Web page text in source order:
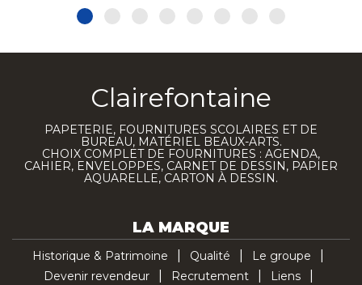
Clairefontaine
PAPETERIE, FOURNITURES SCOLAIRES ET DE
BUREAU, MATÉRIEL BEAUX-ARTS.
CHOIX COMPLET DE FOURNITURES : AGENDA,
CAHIER, ENVELOPPES, CARNET DE DESSIN, PAPIER
AQUARELLE, CARTON À DESSIN.
LA MARQUE
Historique & Patrimoine Qualité
Le groupe
Devenir revendeur
Recrutement
Liens